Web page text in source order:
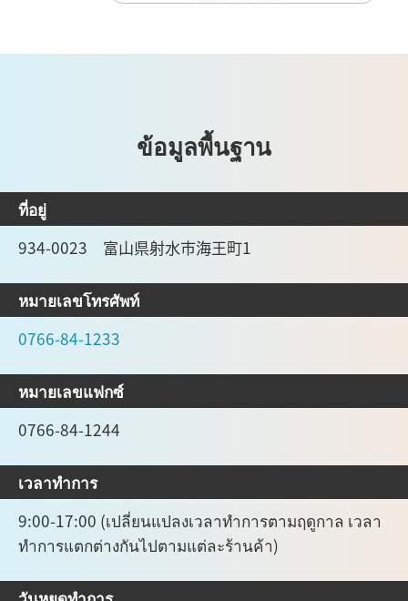
ข้อมูลพื้นฐาน
ที่อยู่
934-0023 富山県射水市海王町1
หมายเลขโทรศัพท์
0766-84-1233
หมายเลขแฟกซ์
0766-84-1244
เวลาทำการ
9:00-17:00 (เปลี่ยนแปลงเวลาทำการตามฤดูกาล เวลา
ทำการแตกต่างกันไปตามแต่ละร้านค้า)